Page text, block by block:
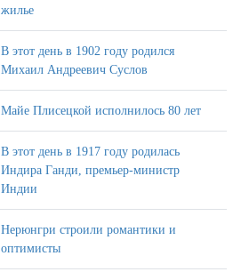
жилье
В этот день в 1902 году родился
Михаил Андреевич Суслов
Майе Плисецкой исполнилось 80 лет
В этот день в 1917 году родилась
Индира Ганди, премьер-министр
Индии
Нерюнгри строили романтики и
оптимисты